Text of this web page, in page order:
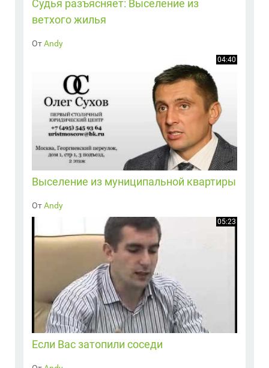
Судья разъясняет: Выселение из
ветхого жилья
ОтAndy
04:40
Выселение из муниципальной квартиры
ОтAndy
05:23
Если Вас затопили соседи